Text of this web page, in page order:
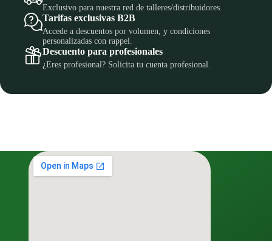
Exclusivo para nuestra red de talleres/distribuidores.
Tarifas exclusivas B2B
Accede a descuentos por volumen, y condiciones
personalizadas con rappel.
Descuento para profesionales
¿Eres profesional? Solicita tu cuenta profesional.